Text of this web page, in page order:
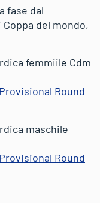
fase dal
del mondo,
femmiile Cdm
Round
maschile
Round